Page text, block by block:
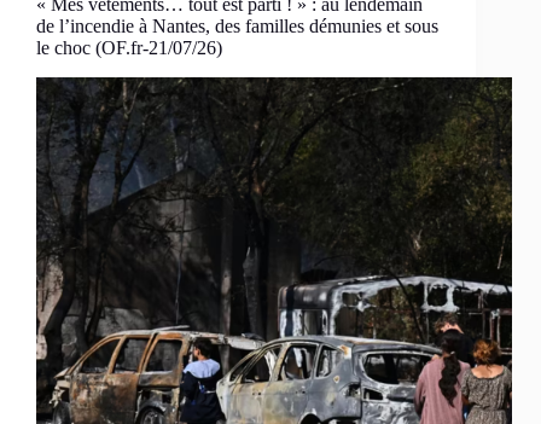
« Mes vêtements… tout est parti ! » : au lendemain
de l’incendie à Nantes, des familles démunies et sous
le choc (OF.fr-21/07/26)